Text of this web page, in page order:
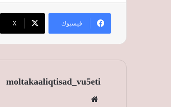
فيسبوك ‫X
moltakaaliqtisad_vu5eti